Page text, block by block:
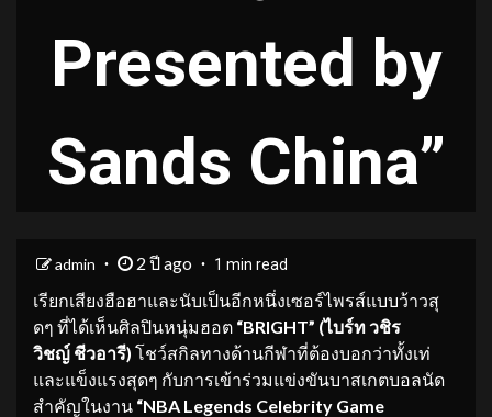
Presented by
Sands China”
admin 2 ปี ago 1 min read
เรียกเสียงฮือฮาและนับเป็นอีกหนึ่งเซอร์ไพรส์แบบว้าวสุ
ดๆ ที่ได้เห็นศิลปินหนุ่มฮอต “BRIGHT” (ไบร์ทวชิร
วิชญ์ ชีวอารี) โชว์สกิลทางด้านกีฬาที่ต้องบอกว่าทั้งเท่
และแข็งแรงสุดๆ กับการเข้าร่วมแข่งขันบาสเกตบอลนัด
สำคัญในงาน “NBA Legends Celebrity Game